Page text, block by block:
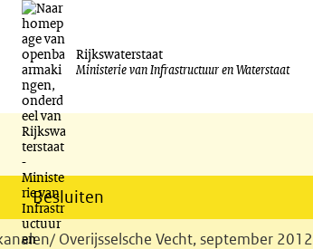
Ga
naar
inhoud
Rijkswaterstaat
Ministerie van Infrastructuur en Waterstaat
Besluiten
Overijsselsche Vecht, september 2012